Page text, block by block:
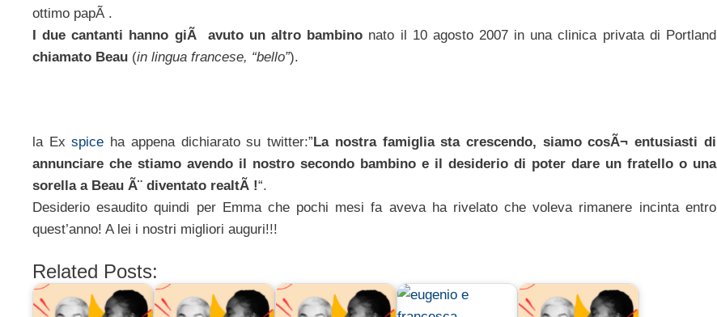
ottimo papÃ .
I due cantanti hanno giÃ avuto un altro bambino nato il 10 agosto 2007 in una clinica privata di Portland
chiamato Beau (in lingua francese, “bello”).
la Exspice ha appena dichiarato su twitter:”La nostra famiglia sta crescendo, siamo cosÃ¬ entusiasti di
annunciare che stiamo avendo il nostro secondo bambino e il desiderio di poter dare un fratello o una
sorella a Beau Ã¨ diventato realtÃ !“.
Desiderio esaudito quindi per Emma che pochi mesi fa aveva ha rivelato che voleva rimanere incinta entro
quest’anno! A lei i nostri migliori auguri!!!
Related Posts: